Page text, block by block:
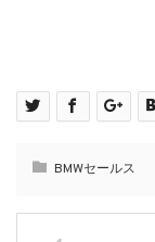
BMWセールス